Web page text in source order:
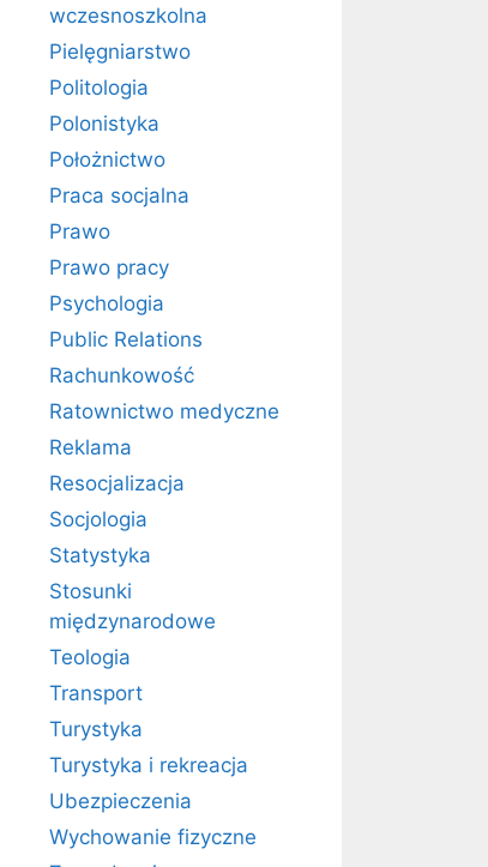
wczesnoszkolna
Pielęgniarstwo
Politologia
Polonistyka
Położnictwo
Praca socjalna
Prawo
Prawo pracy
Psychologia
Public Relations
Rachunkowość
Ratownictwo medyczne
Reklama
Resocjalizacja
Socjologia
Statystyka
Stosunki
międzynarodowe
Teologia
Transport
Turystyka
Turystyka i rekreacja
Ubezpieczenia
Wychowanie fizyczne